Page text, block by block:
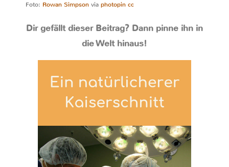
Foto: Rowan Simpson via photopin cc
Dir gefällt dieser Beitrag? Dann pinne ihn in
die Welt hinaus!